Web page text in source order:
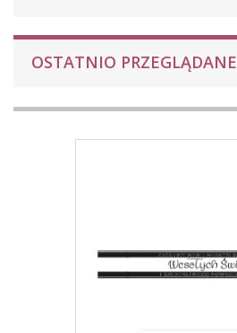
OSTATNIO PRZEGLĄDANE